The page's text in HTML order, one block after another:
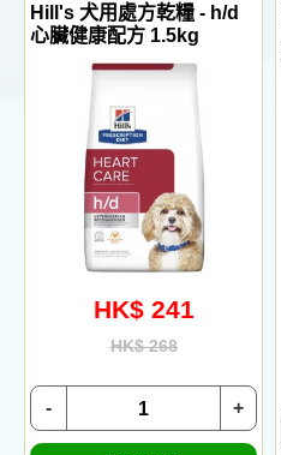
Hill's 犬用處方乾糧 - h/d
心臟健康配方 1.5kg
HK$ 241
HK$ 268
+
-